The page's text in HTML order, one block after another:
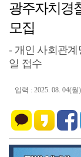
광주자치경
모집
- 개인 사회관
일 접수
입력 : 2025. 08. 04(월